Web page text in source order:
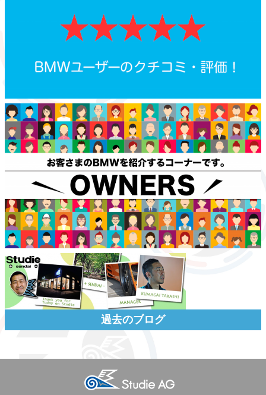
過去のブログ